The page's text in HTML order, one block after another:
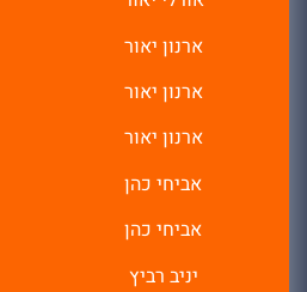
ארנון יאור
ארנון יאור
ארנון יאור
אביחי כהן
אביחי כהן
יניב רביץ